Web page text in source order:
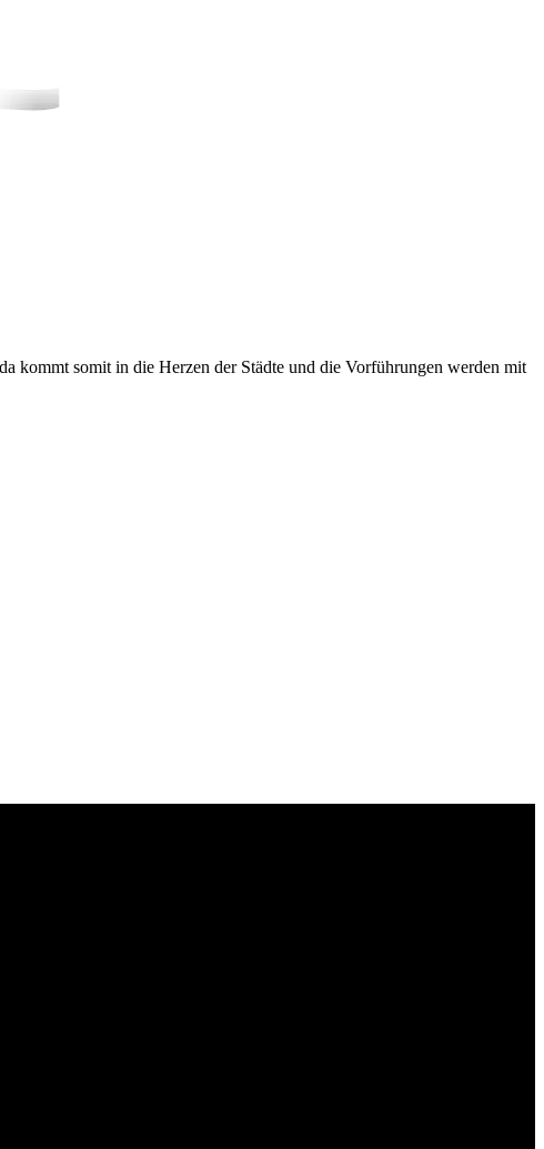
kommt somit in die Herzen der Städte und die Vorführungen werden mit